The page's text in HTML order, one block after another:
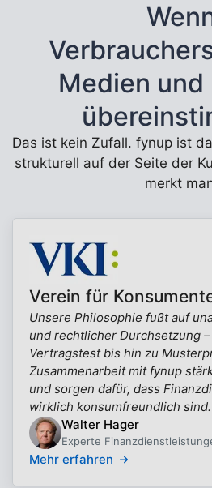
Medien und
Das ist kein Zufall. fynup ist
strukturell auf der Seite der
merkt
Verein für
Unsere Philosophie fußt auf
und rechtlicher Durchsetzung
Vertragstest bis hin zu
Zusammenarbeit mit fynup
und sorgen dafür, dass
wirklich konsumfreundlich sind.
Walter Hager
Experte
Mehr erfahren